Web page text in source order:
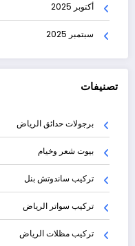
أكتوبر 2025
سبتمبر 2025
تصنيفات
برجولات حدائق الرياض
بيوت شعر وخيام
تركيب ساندوتش بنل
تركيب سواتر الرياض
تركيب مظلات الرياض